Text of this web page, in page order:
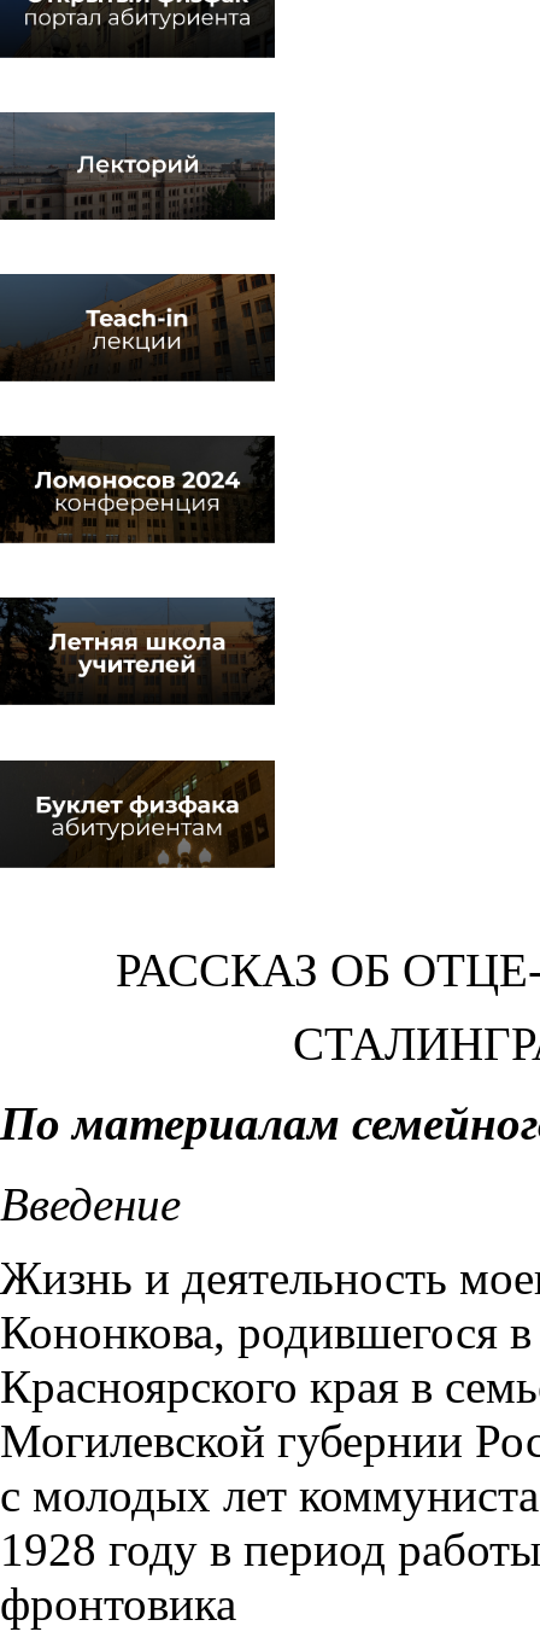
РАССКАЗ ОБ
По материалам
Введение
Жизнь и деятельность
Кононкова, родившегося
Красноярского края в
Могилевской губернии
с молодых лет
1928 году в период
фронтовика